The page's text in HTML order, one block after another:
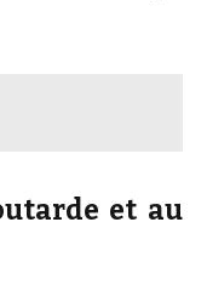
et au